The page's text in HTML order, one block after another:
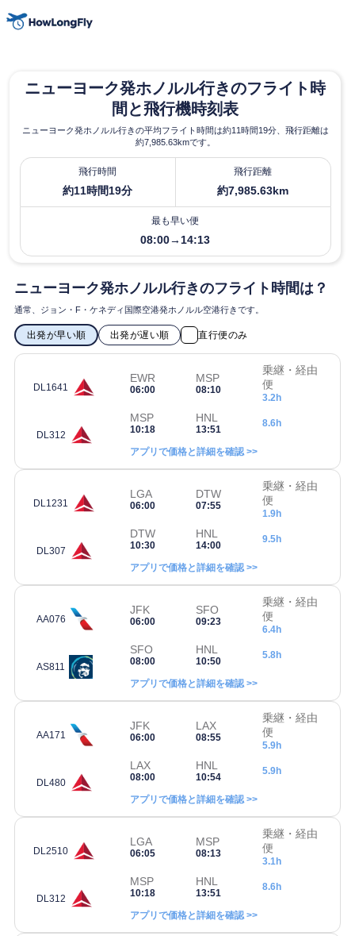
ニューヨーク発ホノルル行きのフライト時
間と飛行機時刻表
ニューヨーク発ホノルル行きの平均フライト時間は約11時間19分、飛行距離は
約7,985.63kmです。
飛行時間
約11時間19分
飛行距離
約7,985.63km
最も早い便
08:00→14:13
ニューヨーク発ホノルル行きのフライト時間は？
通常、ジョン・F・ケネディ国際空港​発ホノルル空港行きです。
出発が早い順 出発が遅い順 直行便のみ
DL1641
EWR
06:00
MSP
08:10
乗継・経由
便
3.2h
DL312
MSP
10:18
HNL
13:51
8.6h
アプリで価格と詳細を確認 >>
DL1231
LGA
06:00
DTW
07:55
乗継・経由
便
1.9h
DL307
DTW
10:30
HNL
14:00
9.5h
アプリで価格と詳細を確認 >>
AA076
JFK
06:00
SFO
09:23
乗継・経由
便
6.4h
AS811
SFO
08:00
HNL
10:50
5.8h
アプリで価格と詳細を確認 >>
AA171
JFK
06:00
LAX
08:55
乗継・経由
便
5.9h
DL480
LAX
08:00
HNL
10:54
5.9h
アプリで価格と詳細を確認 >>
DL2510
LGA
06:05
MSP
08:13
乗継・経由
便
3.1h
DL312
MSP
10:18
HNL
13:51
8.6h
アプリで価格と詳細を確認 >>